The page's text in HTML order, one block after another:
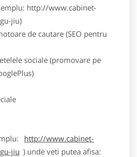
http://www.cabinet-
jiu)
de cautare (SEO pentru
sociale (promovare pe
http://www.cabinet-
jiu ) unde veti putea afisa: